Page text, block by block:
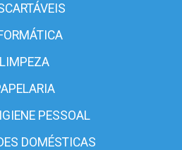
LIMPEZA
PESSOAL
DOMÉSTICAS